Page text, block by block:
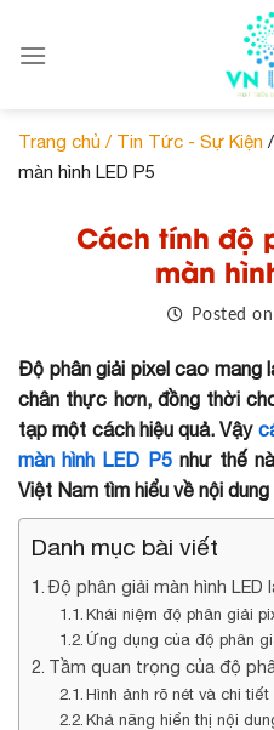
Trang chủ / Tin Tức - Sự Kiện
màn hình LED P5
Cách tính độ
màn
Posted
Độ phân giải pixel cao mang
chân thực hơn, đồng thời
tạp một cách hiệu quả. Vậy
màn hình LED P5 như thế
Việt Nam tìm hiểu về nội
Danh mục bài viết
Độ phân giải màn hình LED
Khái niệm độ phân giải
Ứng dụng của độ phân
Tầm quan trọng của độ
Hình ảnh rõ nét và chi tiết
Khả năng hiển thị nội